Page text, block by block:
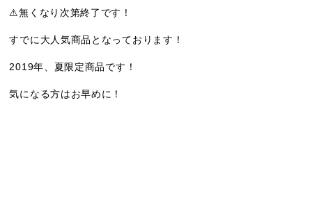
⚠︎無くなり次第終了です！
すでに大人気商品となっております！
2019年、夏限定商品です！
気になる方はお早めに！